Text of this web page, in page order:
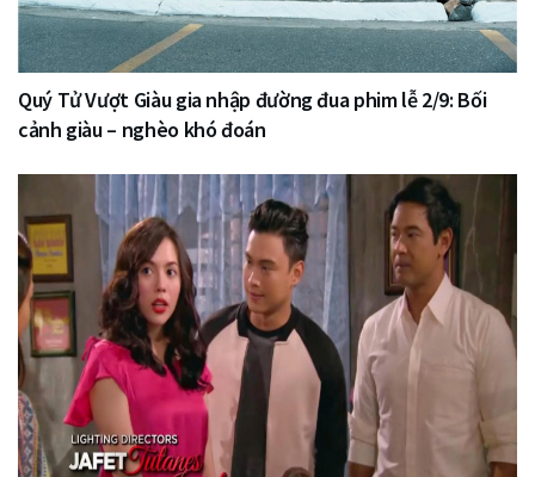
Quý Tử Vượt Giàu gia nhập đường đua phim lễ 2/9: Bối
cảnh giàu – nghèo khó đoán